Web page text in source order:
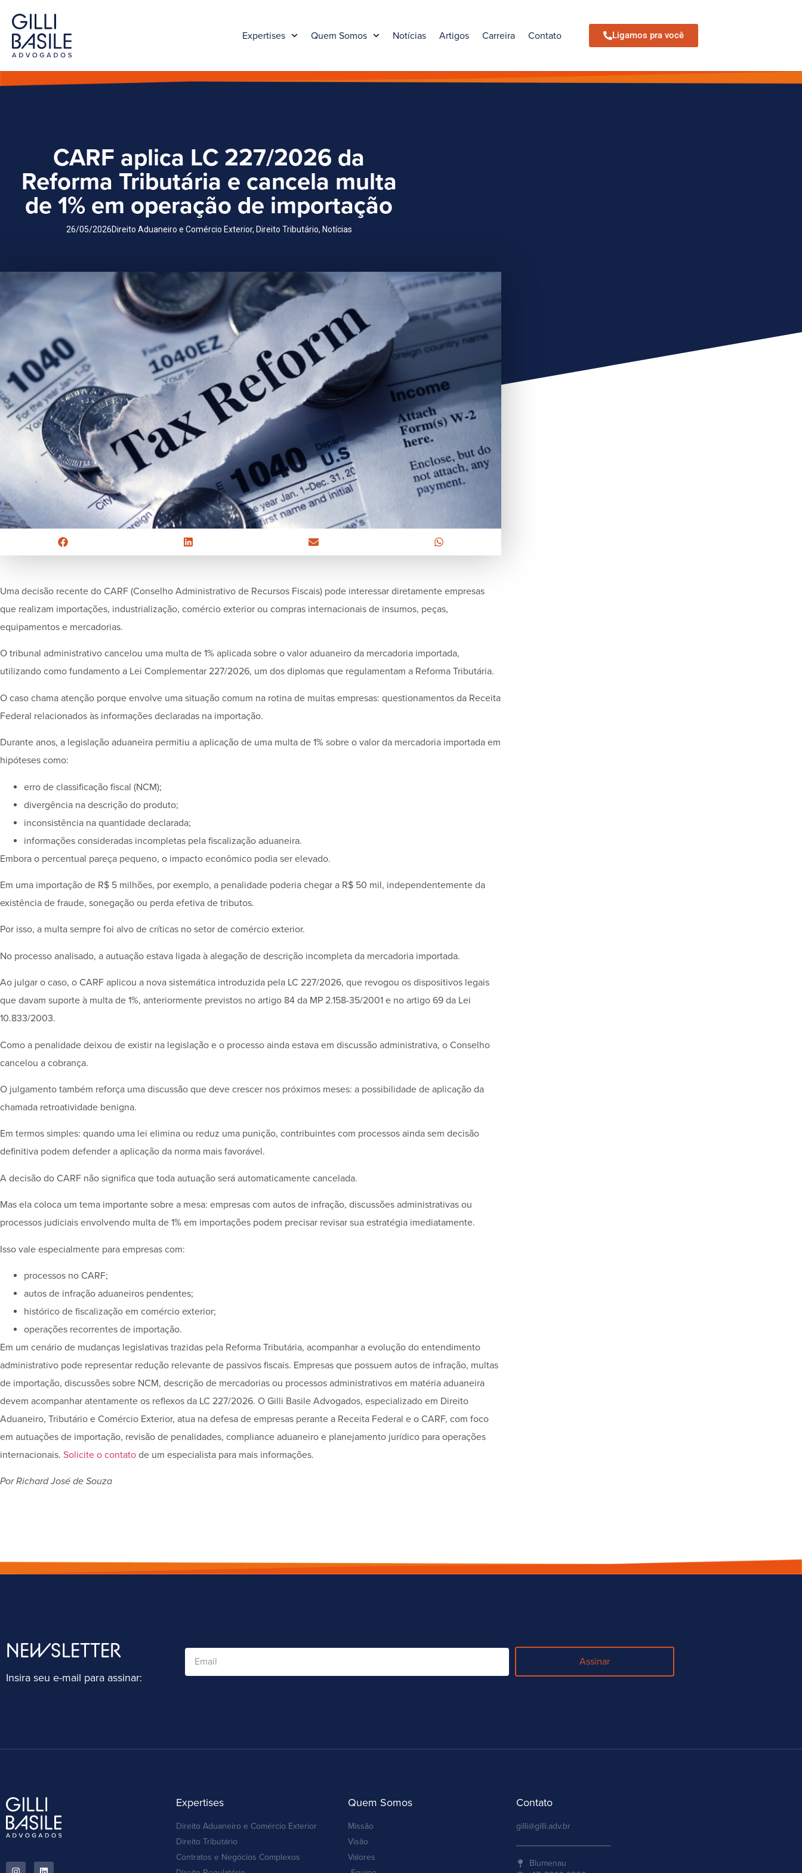
Expertises Quem Somos Notícias Artigos Carreira Contato Ligamos pra você
CARF aplica LC 227/2026 da
Reforma Tributária e cancela multa
de 1% em operação de importação
26/05/2026Direito Aduaneiro e Comércio Exterior, Direito Tributário, Notícias
Uma decisão recente do CARF (Conselho Administrativo de Recursos Fiscais) pode interessar diretamente empresas
que realizam importações, industrialização, comércio exterior ou compras internacionais de insumos, peças,
equipamentos e mercadorias.
O tribunal administrativo cancelou uma multa de 1% aplicada sobre o valor aduaneiro da mercadoria importada,
utilizando como fundamento a Lei Complementar 227/2026, um dos diplomas que regulamentam a Reforma Tributária.
O caso chama atenção porque envolve uma situação comum na rotina de muitas empresas: questionamentos da Receita
Federal relacionados às informações declaradas na importação.
Durante anos, a legislação aduaneira permitiu a aplicação de uma multa de 1% sobre o valor da mercadoria importada em
hipóteses como:
erro de classificação fiscal (NCM);
divergência na descrição do produto;
inconsistência na quantidade declarada;
informações consideradas incompletas pela fiscalização aduaneira.
Embora o percentual pareça pequeno, o impacto econômico podia ser elevado.
Em uma importação de R$ 5 milhões, por exemplo, a penalidade poderia chegar a R$ 50 mil, independentemente da
existência de fraude, sonegação ou perda efetiva de tributos.
Por isso, a multa sempre foi alvo de críticas no setor de comércio exterior.
No processo analisado, a autuação estava ligada à alegação de descrição incompleta da mercadoria importada.
Ao julgar o caso, o CARF aplicou a nova sistemática introduzida pela LC 227/2026, que revogou os dispositivos legais
que davam suporte à multa de 1%, anteriormente previstos no artigo 84 da MP 2.158-35/2001 e no artigo 69 da Lei
10.833/2003.
Como a penalidade deixou de existir na legislação e o processo ainda estava em discussão administrativa, o Conselho
cancelou a cobrança.
O julgamento também reforça uma discussão que deve crescer nos próximos meses: a possibilidade de aplicação da
chamada retroatividade benigna.
Em termos simples: quando uma lei elimina ou reduz uma punição, contribuintes com processos ainda sem decisão
definitiva podem defender a aplicação da norma mais favorável.
A decisão do CARF não significa que toda autuação será automaticamente cancelada.
Mas ela coloca um tema importante sobre a mesa: empresas com autos de infração, discussões administrativas ou
processos judiciais envolvendo multa de 1% em importações podem precisar revisar sua estratégia imediatamente.
Isso vale especialmente para empresas com:
processos no CARF;
autos de infração aduaneiros pendentes;
histórico de fiscalização em comércio exterior;
operações recorrentes de importação.
Em um cenário de mudanças legislativas trazidas pela Reforma Tributária, acompanhar a evolução do entendimento
administrativo pode representar redução relevante de passivos fiscais. Empresas que possuem autos de infração, multas
de importação, discussões sobre NCM, descrição de mercadorias ou processos administrativos em matéria aduaneira
devem acompanhar atentamente os reflexos da LC 227/2026. O Gilli Basile Advogados, especializado em Direito
Aduaneiro, Tributário e Comércio Exterior, atua na defesa de empresas perante a Receita Federal e o CARF, com foco
em autuações de importação, revisão de penalidades, compliance aduaneiro e planejamento jurídico para operações
internacionais. Solicite o contato de um especialista para mais informações.
Por Richard José de Souza
NEWSLETTER
Insira seu e-mail para assinar:
Assinar
Expertises
Direito Aduaneiro e Comércio Exterior
Direito Tributário
Contratos e Negócios Complexos
Quem Somos
Missão
Visão
Valores
Contato
gilli@gilli.adv.br
Blumenau